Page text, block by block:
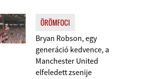
ÖRÖMFOCI
Bryan Robson, egy
generáció kedvence, a
Manchester United
elfeledett zsenije